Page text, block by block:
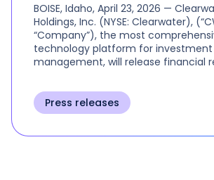
BOISE, Idaho, April 23, 2026 —
Holdings, Inc. (NYSE: Clearwater),
“Company”), the most
technology platform for investment
management, will release financial
financial markets close on Thursday,
Press releases